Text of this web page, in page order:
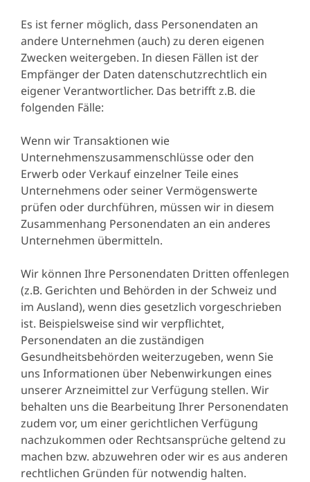
Es ist ferner möglich, dass Personendaten an
andere Unternehmen (auch) zu deren eigenen
Zwecken weitergeben. In diesen Fällen ist der
Empfänger der Daten datenschutzrechtlich ein
eigener Verantwortlicher. Das betrifft z.B. die
folgenden Fälle:
Wenn wir Transaktionen wie
Unternehmenszusammenschlüsse oder den
Erwerb oder Verkauf einzelner Teile eines
Unternehmens oder seiner Vermögenswerte
prüfen oder durchführen, müssen wir in diesem
Zusammenhang Personendaten an ein anderes
Unternehmen übermitteln.
Wir können Ihre Personendaten Dritten offenlegen
(z.B. Gerichten und Behörden in der Schweiz und
im Ausland), wenn dies gesetzlich vorgeschrieben
ist. Beispielsweise sind wir verpflichtet,
Personendaten an die zuständigen
Gesundheitsbehörden weiterzugeben, wenn Sie
uns Informationen über Nebenwirkungen eines
unserer Arzneimittel zur Verfügung stellen. Wir
behalten uns die Bearbeitung Ihrer Personendaten
zudem vor, um einer gerichtlichen Verfügung
nachzukommen oder Rechtsansprüche geltend zu
machen bzw. abzuwehren oder wir es aus anderen
rechtlichen Gründen für notwendig halten.